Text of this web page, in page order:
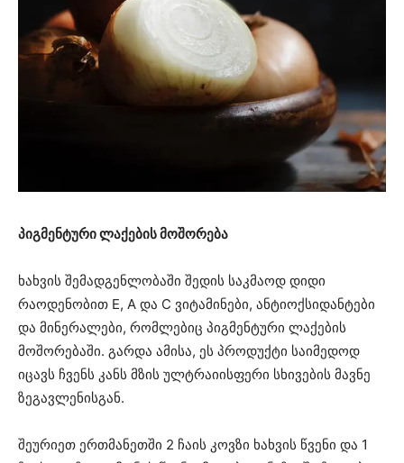
პიგმენტური ლაქების მოშორება
ხახვის შემადგენლობაში შედის საკმაოდ დიდი
რაოდენობით E, A და C ვიტამინები, ანტიოქსიდანტები
და მინერალები, რომლებიც პიგმენტური ლაქების
მოშორებაში. გარდა ამისა, ეს პროდუქტი საიმედოდ
იცავს ჩვენს კანს მზის ულტრაიისფერი სხივების მავნე
ზეგავლენისგან.
შეურიეთ ერთმანეთში 2 ჩაის კოვზი ხახვის წვენი და 1